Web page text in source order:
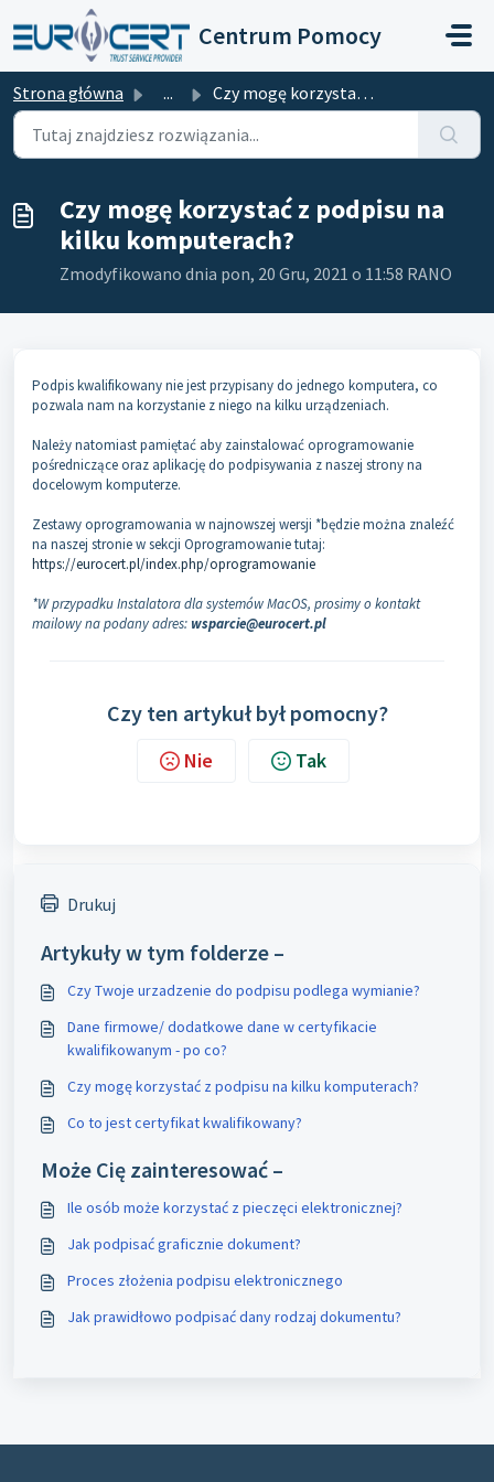
Przejdź do głównej treści
Centrum Pomocy
Strona główna ... Czy mogę korzystać z podpisu na kilku komputerach?
Czy mogę korzystać z podpisu na
kilku komputerach?
Zmodyfikowano dnia pon, 20 Gru, 2021 o 11:58 RANO
Podpis kwalifikowany nie jest przypisany do jednego komputera, co
pozwala nam na korzystanie z niego na kilku urządzeniach.
Należy natomiast pamiętać aby zainstalować oprogramowanie
pośredniczące oraz aplikację do podpisywania z naszej strony na
docelowym komputerze.
Zestawy oprogramowania w najnowszej wersji *będzie można znaleźć
na naszej stronie w sekcji Oprogramowanie tutaj:
https://eurocert.pl/index.php/oprogramowanie
*W przypadku Instalatora dla systemów MacOS, prosimy o kontakt
mailowy na podany adres: wsparcie@eurocert.pl
Czy ten artykuł był pomocny?
Nie Tak
Drukuj
Artykuły w tym folderze –
Czy Twoje urzadzenie do podpisu podlega wymianie?
Dane firmowe/ dodatkowe dane w certyfikacie
kwalifikowanym - po co?
Czy mogę korzystać z podpisu na kilku komputerach?
Co to jest certyfikat kwalifikowany?
Może Cię zainteresować –
Ile osób może korzystać z pieczęci elektronicznej?
Jak podpisać graficznie dokument?
Proces złożenia podpisu elektronicznego
Jak prawidłowo podpisać dany rodzaj dokumentu?